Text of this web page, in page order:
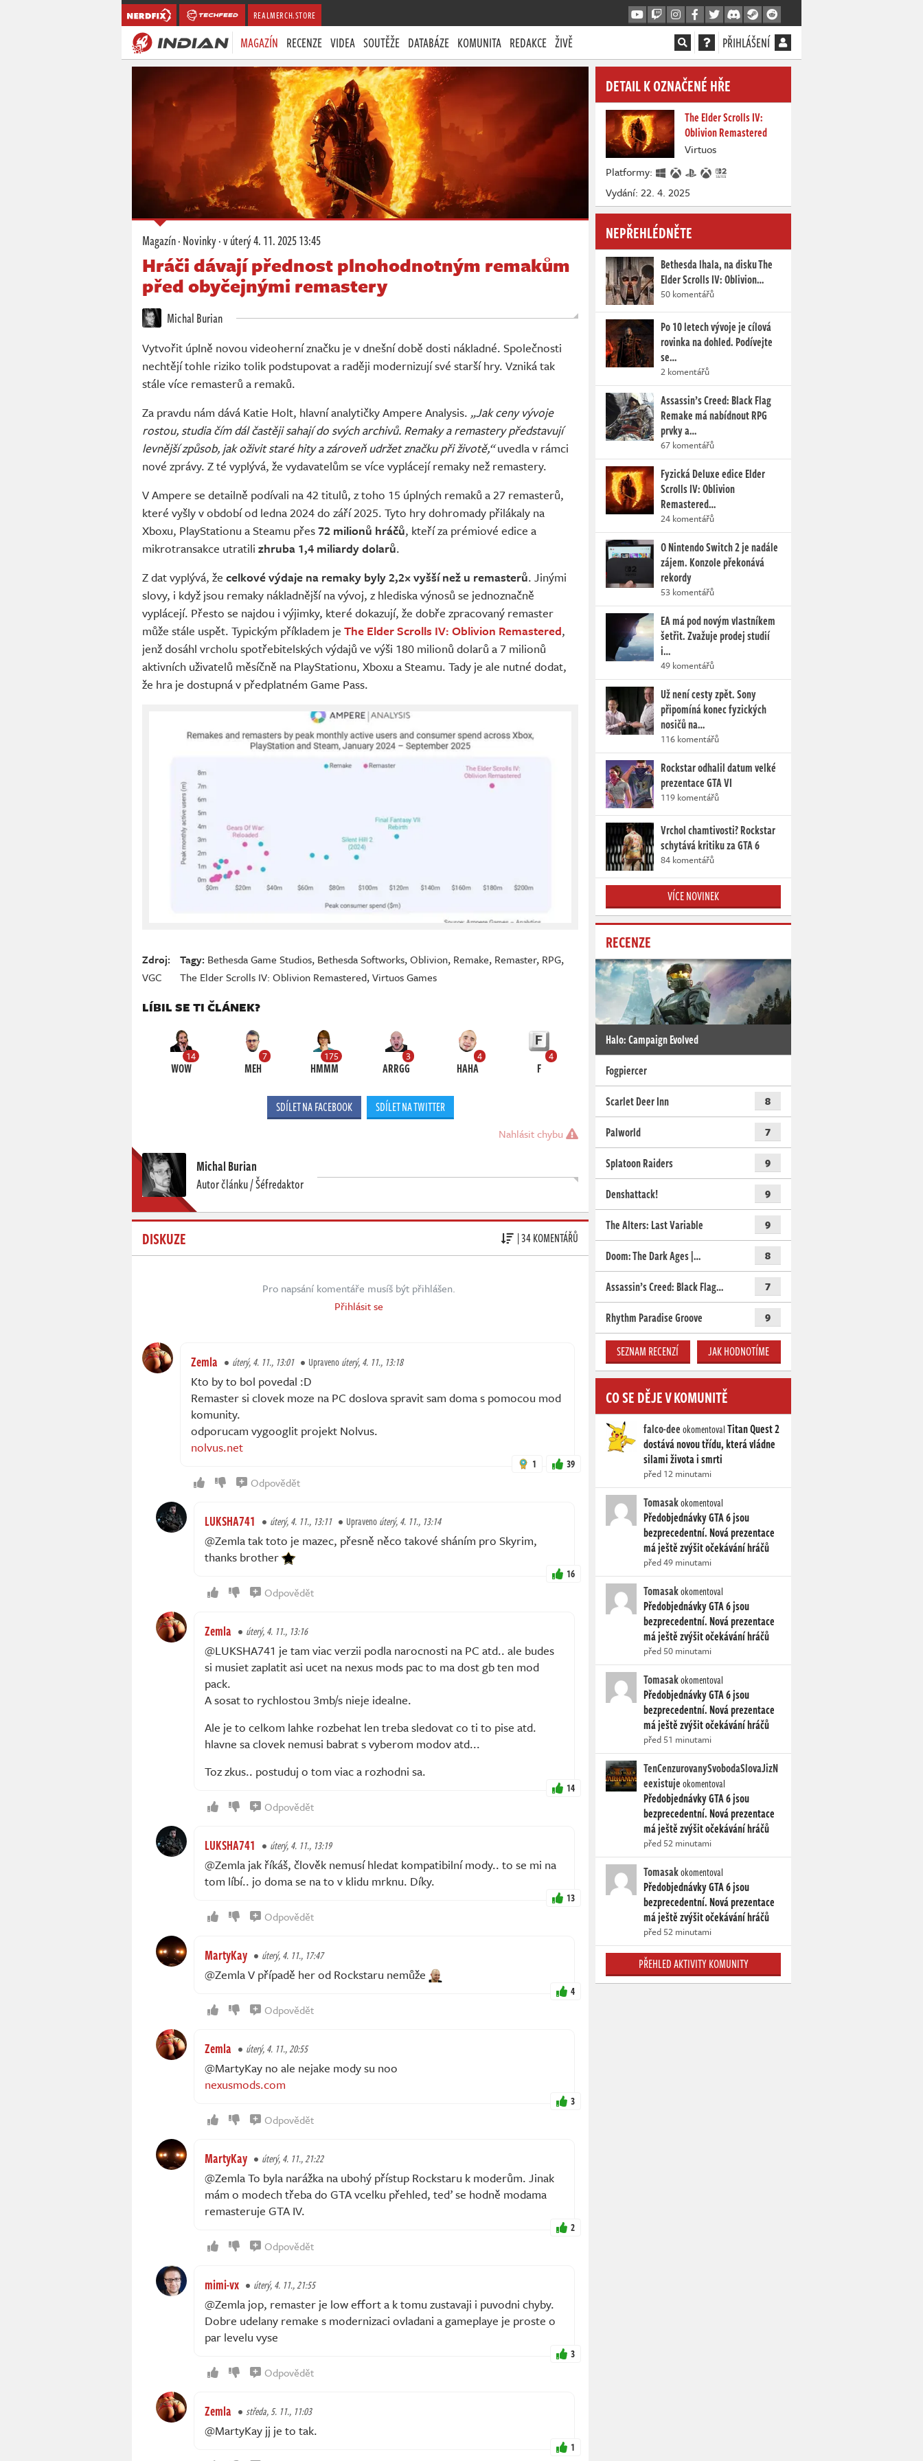
REALMERCH.STORE
MAGAZÍN RECENZE VIDEA SOUTĚŽE DATABÁZE KOMUNITA REDAKCE ŽIVĚ PŘIHLÁŠENÍ
Magazín·Novinky·v úterý4. 11. 2025 13:45
Hráči dávají přednost plnohodnotným remakům
před obyčejnými remastery
Michal Burian
Vytvořit úplně novou videoherní značku je v dnešní době dosti nákladné. Společnosti
nechtějí tohle riziko tolik podstupovat a raději modernizují své starší hry. Vzniká tak
stále více remasterů a remaků.
Za pravdu nám dává Katie Holt, hlavní analytičky Ampere Analysis. „Jak ceny vývoje
rostou, studia čím dál častěji sahají do svých archivů. Remaky a remastery představují
levnější způsob, jak oživit staré hity a zároveň udržet značku při životě,“uvedla v rámci
nové zprávy. Z té vyplývá, že vydavatelům se více vyplácejí remaky než remastery.
V Ampere se detailně podívali na 42 titulů, z toho 15 úplných remaků a 27 remasterů,
které vyšly v období od ledna 2024 do září 2025. Tyto hry dohromady přilákaly na
Xboxu, PlayStationu a Steamu přes72 milionů hráčů, kteří za prémiové edice a
mikrotransakce utratili zhruba 1,4 miliardy dolarů.
Z dat vyplývá, že celkové výdaje na remaky byly 2,2× vyšší než u remasterů. Jinými
slovy, i když jsou remaky nákladnější na vývoj, z hlediska výnosů se jednoznačně
vyplácejí. Přesto se najdou i výjimky, které dokazují, že dobře zpracovaný remaster
může stále uspět. Typickým příkladem je The Elder Scrolls IV: Oblivion Remastered,
jenž dosáhl vrcholu spotřebitelských výdajů ve výši 180 milionů dolarů a 7 milionů
aktivních uživatelů měsíčně na PlayStationu, Xboxu a Steamu. Tady je ale nutné dodat,
že hra je dostupná v předplatném Game Pass.
Zdroj:
VGC
Tagy: Bethesda Game Studios, Bethesda Softworks,Oblivion, Remake, Remaster, RPG,
The Elder Scrolls IV: Oblivion Remastered,Virtuos Games
LÍBIL SE TI ČLÁNEK?
14
WOW
7
MEH
175
HMMM
3
ARRGG
4
HAHA
4
F
SDÍLET NA FACEBOOK SDÍLET NA TWITTER
Nahlásit chybu
Michal Burian
Autor článku / Šéfredaktor
DISKUZE | 34 KOMENTÁŘŮ
Pro napsání komentáře musíš být přihlášen.
Přihlásit se
Zemla úterý, 4. 11., 13:01 Upravenoúterý, 4. 11., 13:18
Kto by to bol povedal :D
Remaster si clovek moze na PC doslova spravit sam doma s pomocou mod
komunity.
odporucam vygooglit projekt Nolvus.
nolvus.net
1 39
Odpovědět
LUKSHA741 úterý, 4. 11., 13:11 Upravenoúterý, 4. 11., 13:14
@Zemla tak toto je mazec, přesně něco takové sháním pro Skyrim,
thanks brother
16
Odpovědět
Zemla úterý, 4. 11., 13:16
@LUKSHA741 je tam viac verzii podla narocnosti na PC atd.. ale budes
si musiet zaplatit asi ucet na nexus mods pac to ma dost gb ten mod
pack.
A sosat to rychlostou 3mb/s nieje idealne.
Ale je to celkom lahke rozbehat len treba sledovat co ti to pise atd.
hlavne sa clovek nemusi babrat s vyberom modov atd...
Toz zkus.. postuduj o tom viac a rozhodni sa.
14
Odpovědět
LUKSHA741 úterý, 4. 11., 13:19
@Zemla jak říkáš, člověk nemusí hledat kompatibilní mody.. to se mi na
tom líbí.. jo doma se na to v klidu mrknu. Díky.
13
Odpovědět
MartyKay úterý, 4. 11., 17:47
@Zemla V případě her od Rockstaru nemůže
4
Odpovědět
Zemla úterý, 4. 11., 20:55
@MartyKay no ale nejake mody su noo
nexusmods.com
3
Odpovědět
MartyKay úterý, 4. 11., 21:22
@Zemla To byla narážka na ubohý přístup Rockstaru k moderům. Jinak
mám o modech třeba do GTA vcelku přehled, teď se hodně modama
remasteruje GTA IV.
2
Odpovědět
mimi-vx úterý, 4. 11., 21:55
@Zemla jop, remaster je low effort a k tomu zustavaji i puvodni chyby.
Dobre udelany remake s modernizaci ovladani a gameplaye je proste o
par levelu vyse
3
Odpovědět
Zemla středa, 5. 11., 11:03
@MartyKay jj je to tak.
1
DETAIL K OZNAČENÉ HŘE
The Elder Scrolls IV:
Oblivion Remastered
Virtuos
Platformy:
Vydání: 22. 4. 2025
NEPŘEHLÉDNĚTE
Bethesda lhala, na disku The
Elder Scrolls IV: Oblivion…
50 komentářů
Po 10 letech vývoje je cílová
rovinka na dohled. Podívejte
se…
2 komentářů
Assassin’s Creed: Black Flag
Remake má nabídnout RPG
prvky a…
67 komentářů
Fyzická Deluxe edice Elder
Scrolls IV: Oblivion
Remastered…
24 komentářů
O Nintendo Switch 2 je nadále
zájem. Konzole překonává
rekordy
53 komentářů
EA má pod novým vlastníkem
šetřit. Zvažuje prodej studií
i…
49 komentářů
Už není cesty zpět. Sony
připomíná konec fyzických
nosičů na…
116 komentářů
Rockstar odhalil datum velké
prezentace GTA VI
119 komentářů
Vrchol chamtivosti? Rockstar
schytává kritiku za GTA 6
84 komentářů
VÍCE NOVINEK
RECENZE
Halo: Campaign Evolved
Fogpiercer
Scarlet Deer Inn
8
Palworld 7
Splatoon Raiders 9
Denshattack! 9
The Alters: Last Variable 9
Doom: The Dark Ages |… 8
Assassin’s Creed: Black Flag… 7
Rhythm Paradise Groove 9
SEZNAM RECENZÍ JAK HODNOTÍME
CO SE DĚJE V KOMUNITĚ
falco-deeokomentovalTitan Quest 2
dostává novou třídu, která vládne
silami života i smrti
před 12 minutami
Tomasakokomentoval
Předobjednávky GTA 6 jsou
bezprecedentní. Nová prezentace
má ještě zvýšit očekávání hráčů
před 49 minutami
Tomasakokomentoval
Předobjednávky GTA 6 jsou
bezprecedentní. Nová prezentace
má ještě zvýšit očekávání hráčů
před 50 minutami
Tomasakokomentoval
Předobjednávky GTA 6 jsou
bezprecedentní. Nová prezentace
má ještě zvýšit očekávání hráčů
před 51 minutami
TenCenzurovanySvobodaSlovaJizN
eexistujeokomentoval
Předobjednávky GTA 6 jsou
bezprecedentní. Nová prezentace
má ještě zvýšit očekávání hráčů
před 52 minutami
Tomasakokomentoval
Předobjednávky GTA 6 jsou
bezprecedentní. Nová prezentace
má ještě zvýšit očekávání hráčů
před 52 minutami
PŘEHLED AKTIVITY KOMUNITY